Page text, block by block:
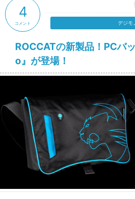
ROCCATの新製品！PCバ
o』が登場！
4
コメント デジモ